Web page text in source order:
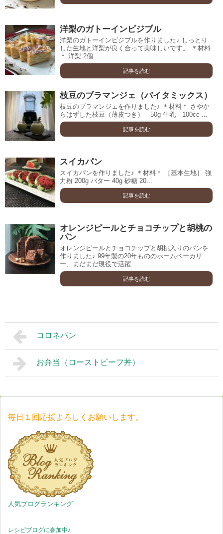
洋梨のガトーインビジブル
洋梨のガトーインビジブルを作りました♪ しっとり
した生地と洋梨が良く合って美味しいです。 ＊材料
＊ 洋梨 2個 ...
記事を読む
枝豆のブラマンジェ（バイタミックス）
枝豆のブラマンジェを作りました♪ ＊材料＊ さやか
らはずした枝豆（薄皮つき） 50g 牛乳 100cc ...
記事を読む
スイカパン
スイカパンを作りました♪ ＊材料＊ ［基本生地］ 強
力粉 200g バター 40g 砂糖 20...
記事を読む
オレンジピールとチョコチップと胡桃の
パン
オレンジピールとチョコチップと胡桃入りのパンを
作りました♪ 99年製の20年もののホームベーカリ
ー、まだまだ現役で活躍...
記事を読む
コロネパン
お弁当（ローストビーフ丼）
毎日１回応援よろしくお願いします。
人気ブログランキング
レシピブログに参加中♪